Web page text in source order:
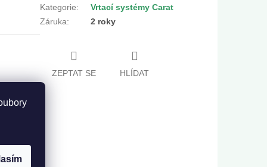
za pár
Kategorie:
Vrtací systémy Carat
Záruka: 2 roky
ZEPTAT SE HLÍDAT